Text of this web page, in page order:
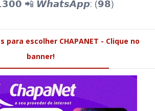
📲 𝙒𝙝𝙖𝙩𝙨𝘼𝙥𝙥: (𝟵𝟴)
escolher CHAPANET - Clique no
banner!